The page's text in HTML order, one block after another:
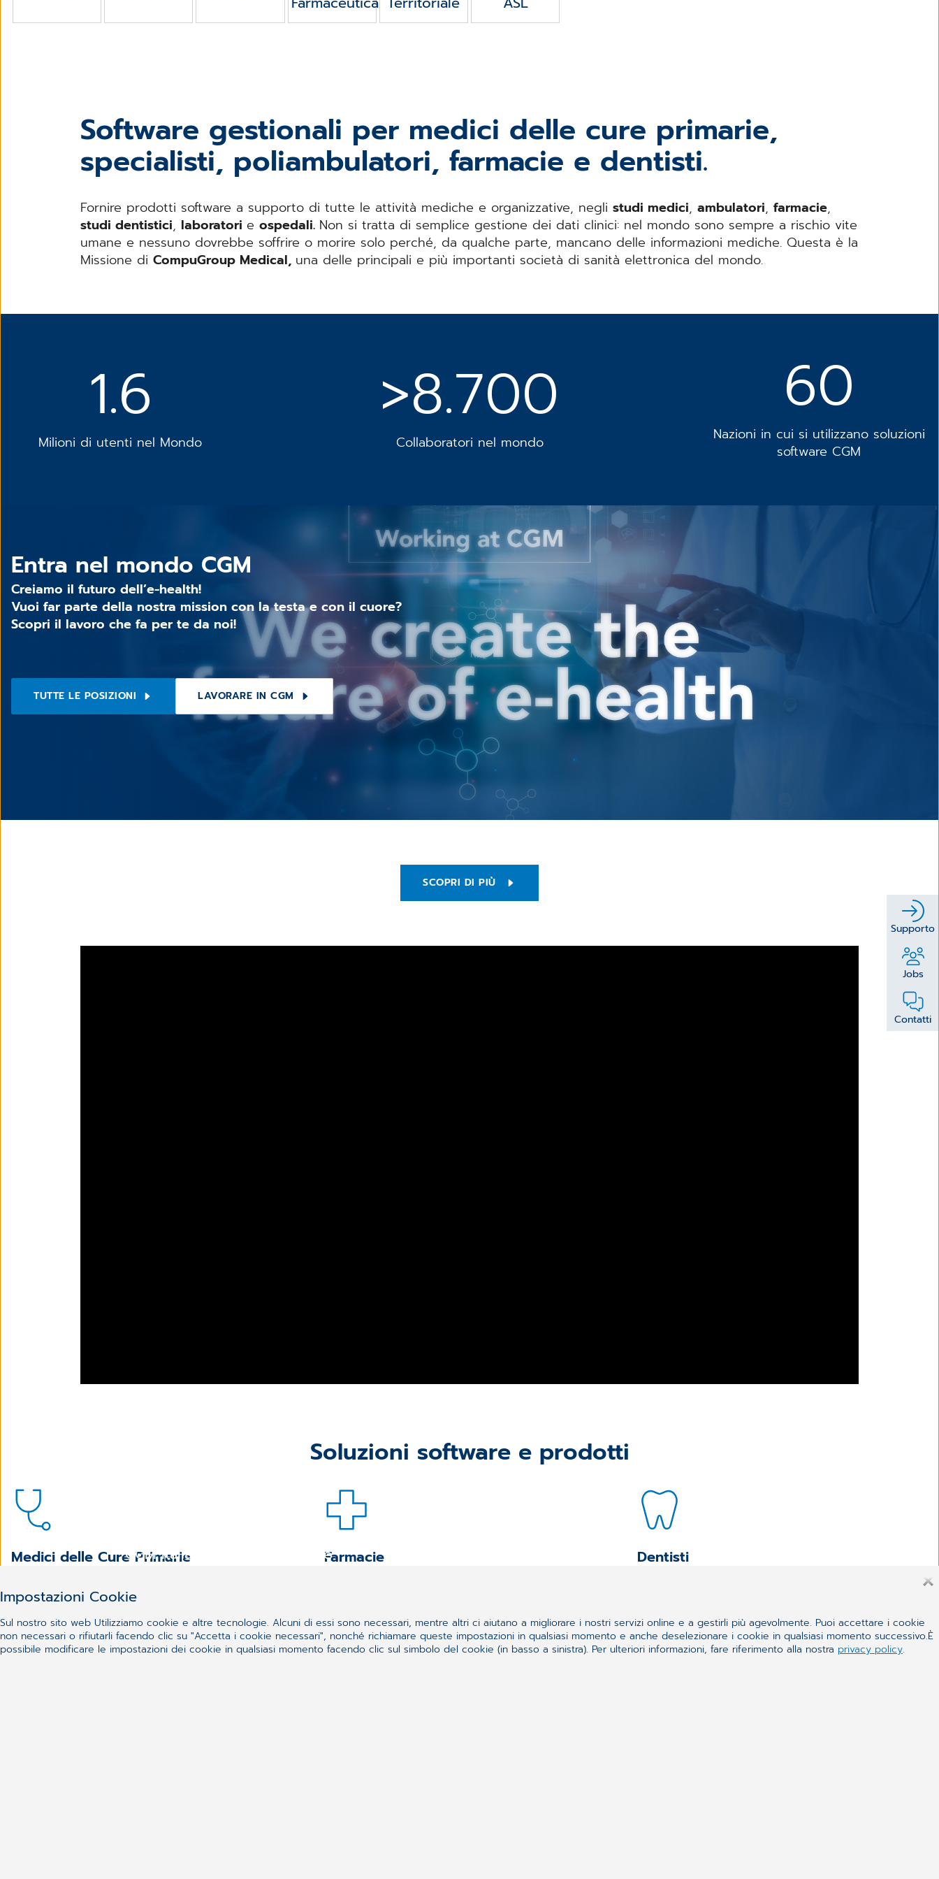
Supporto
Jobs
Contatti
Software gestionali per medici delle cure primarie,
specialisti, poliambulatori, farmacie e dentisti.
Fornire prodotti software a supporto di tutte le attività mediche e organizzative, negli studi medici, ambulatori, farmacie,
studi dentistici, laboratori e ospedali. Non si tratta di semplice gestione dei dati clinici: nel mondo sono sempre a rischio vite
umane e nessuno dovrebbe soffrire o morire solo perché, da qualche parte, mancano delle informazioni mediche. Questa è la
Missione di CompuGroup Medical, una delle principali e più importanti società di sanità elettronica del mondo.
1.6
Milioni di utenti nel Mondo
>8.700
Collaboratori nel mondo
60
Nazioni in cui si utilizzano soluzioni
software CGM
Entra nel mondo CGM
Creiamo il futuro dell’e-health!
Vuoi far parte della nostra mission con la testa e con il cuore?
Scopri il lavoro che fa per te da noi!
TUTTE LE POSIZIONI LAVORARE IN CGM
SCOPRI DI PIÙ
CGM Italia - Video Istituzionale
Soluzioni software e prodotti
Medici delle Cure Primarie
Consolidati ed evoluti.
Vai alle soluzioni
Farmacie
Vai alle soluzioni
Dentisti
Vai alle soluzioni
Impostazioni Cookie
Sul nostro sito web Utilizziamo cookie e altre tecnologie. Alcuni di essi sono necessari, mentre altri ci aiutano a migliorare i nostri servizi online e a gestirli più agevolmente. Puoi accettare i cookie
non necessari o rifiutarli facendo clic su "Accetta i cookie necessari", nonché richiamare queste impostazioni in qualsiasi momento e anche deselezionare i cookie in qualsiasi momento successivo.È
possibile modificare le impostazioni dei cookie in qualsiasi momento facendo clic sul simbolo del cookie (in basso a sinistra). Per ulteriori informazioni, fare riferimento alla nostra privacy policy.